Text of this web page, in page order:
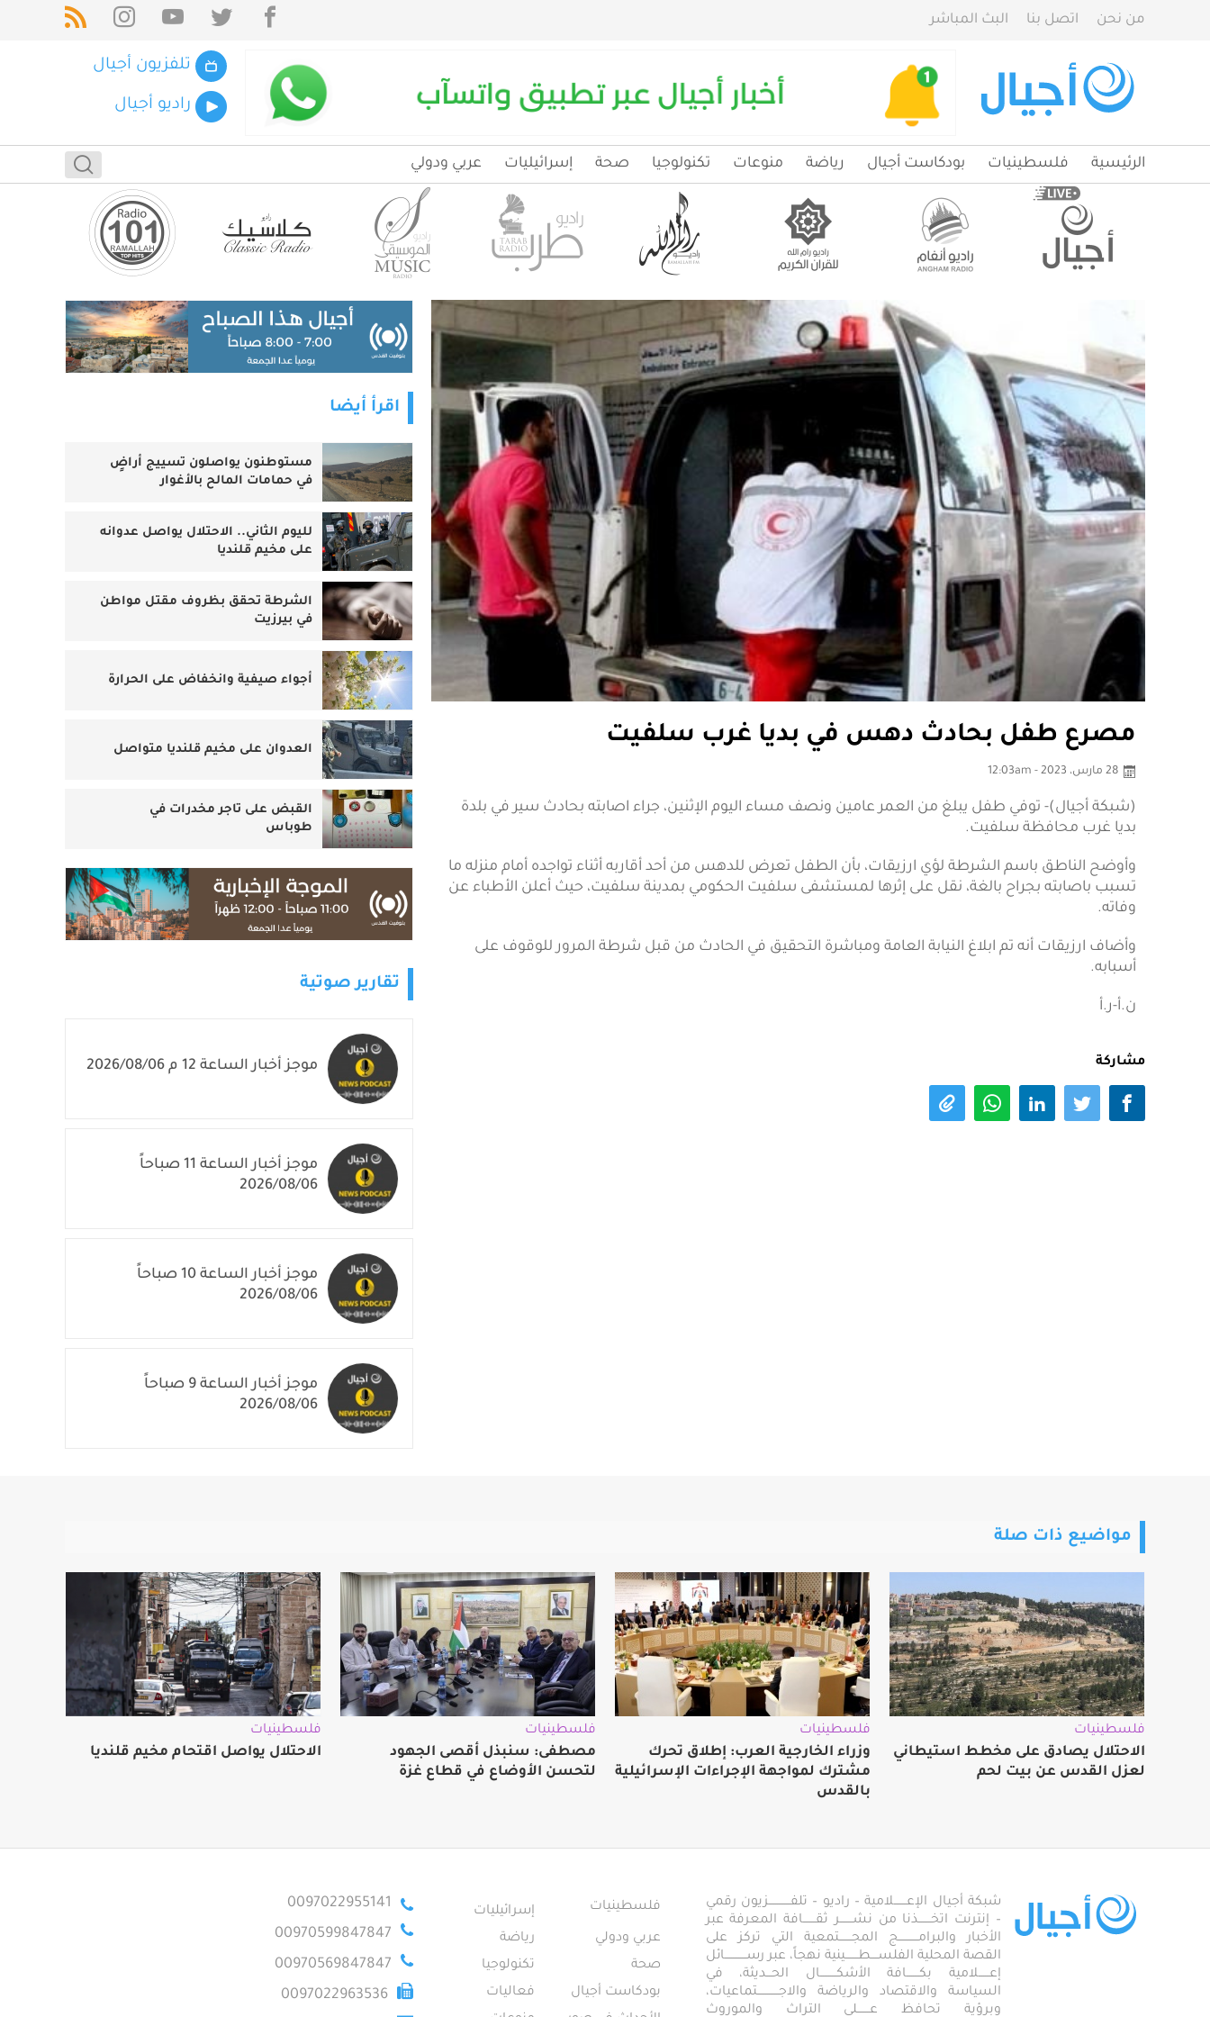
من نحن اتصل بنا البث المباشر
تلفزيون أجيال
راديو أجيال
الرئيسية فلسطينيات بودكاست أجيال رياضة منوعات تكنولوجيا صحة إسرائيليات عربي ودولي
مصرع طفل بحادث دهس في بديا غرب سلفيت
28 مارس، 2023 - 12:03am
(شبكة أجيال)- توفي طفل يبلغ من العمر عامين ونصف مساء اليوم الإثنين، جراء اصابته بحادث سير في بلدة
بديا غرب محافظة سلفيت.
وأوضح الناطق باسم الشرطة لؤي ارزيقات، بأن الطفل تعرض للدهس من أحد أقاربه أثناء تواجده أمام منزله ما
تسبب باصابته بجراح بالغة، نقل على إثرها لمستشفى سلفيت الحكومي بمدينة سلفيت، حيث أعلن الأطباء عن
وفاته.
وأضاف ارزيقات أنه تم ابلاغ النيابة العامة ومباشرة التحقيق في الحادث من قبل شرطة المرور للوقوف على
أسبابه.
ن.أ-ر.أ
مشاركة
اقرأ أيضا
مستوطنون يواصلون تسييج أراضٍ
في حمامات المالح بالأغوار
لليوم الثاني.. الاحتلال يواصل عدوانه
على مخيم قلنديا
الشرطة تحقق بظروف مقتل مواطن
في بيرزيت
أجواء صيفية وانخفاض على الحرارة
العدوان على مخيم قلنديا متواصل
القبض على تاجر مخدرات في
طوباس
تقارير صوتية
موجز أخبار الساعة 12 م 2026/08/06
موجز أخبار الساعة 11 صباحاً
2026/08/06
موجز أخبار الساعة 10 صباحاً
2026/08/06
موجز أخبار الساعة 9 صباحاً
2026/08/06
مواضيع ذات صلة
فلسطينيات
الاحتلال يصادق على مخطط استيطاني
لعزل القدس عن بيت لحم
فلسطينيات
وزراء الخارجية العرب: إطلاق تحرك
مشترك لمواجهة الإجراءات الإسرائيلية
بالقدس
فلسطينيات
مصطفى: سنبذل أقصى الجهود
لتحسن الأوضاع في قطاع غزة
فلسطينيات
الاحتلال يواصل اقتحام مخيم قلنديا
شبكة أجيال الإعـــــــلامية – راديو – تلفــــــــــــزيون رقمي
– إنترنت اتخـــــــذنا من نشـــــــر ثقـــــــافة المعرفة عبر
الأخبار والبرامـــــــــــج المجـــــــتمعية التي تركز على
القصة المحلية الفلســــطـــــــينية نهجاً، عبر رســــــــــــائل
إعــــــلامية بكـــــــافة الأشكـــــــــال الحـــديثة، في
السياسة والاقتصاد والرياضة والاجــــــــــــتماعيات،
وبرؤية تحافظ عـــــــلى التراث والموروث
فلسطينيات
إسرائيليات
عربي ودولي
رياضة
صحة
تكنولوجيا
بودكاست أجيال
فعاليات
0097022955141
00970599847847
00970569847847
0097022963536